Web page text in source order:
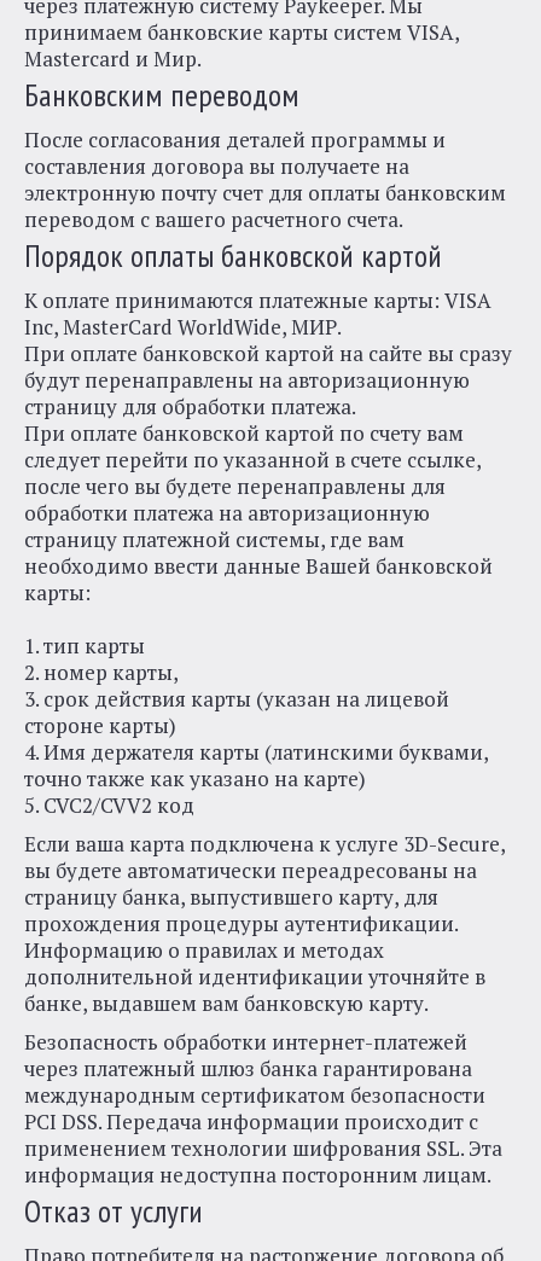
принимаем банковские карты систем VISA,
Mastercard и Мир.
Банковским переводом
После согласования деталей программы и
составления договора вы получаете на
электронную почту счет для оплаты банковским
переводом с вашего расчетного счета.
Порядок оплаты банковской картой
К оплате принимаются платежные карты: VISA
Inc, MasterCard WorldWide, МИР.
При оплате банковской картой на сайте вы сразу
будут перенаправлены на авторизационную
страницу для обработки платежа.
При оплате банковской картой по счету вам
следует перейти по указанной в счете ссылке,
после чего вы будете перенаправлены для
обработки платежа на авторизационную
страницу платежной системы, где вам
необходимо ввести данные Вашей банковской
карты:
1. тип карты
2. номер карты,
3. срок действия карты (указан на лицевой
стороне карты)
4. Имя держателя карты (латинскими буквами,
точно также как указано на карте)
5. CVC2/CVV2 код
Если ваша карта подключена к услуге 3D-Secure,
вы будете автоматически переадресованы на
страницу банка, выпустившего карту, для
прохождения процедуры аутентификации.
Информацию о правилах и методах
дополнительной идентификации уточняйте в
банке, выдавшем вам банковскую карту.
Безопасность обработки интернет-платежей
через платежный шлюз банка гарантирована
международным сертификатом безопасности
PCI DSS. Передача информации происходит с
применением технологии шифрования SSL. Эта
информация недоступна посторонним лицам.
Отказ от услуги